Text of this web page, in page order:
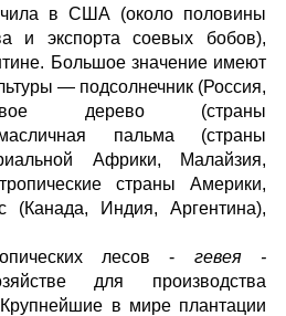
в США (около половины
и экспорта соевых бобов),
Большое значение имеют
— подсолнечник (Россия,
дерево (страны
пальма (страны
Африки, Малайзия,
страны Америки,
Индия, Аргентина),
лесов - гевея -
для производства
Крупнейшие в мире плантации